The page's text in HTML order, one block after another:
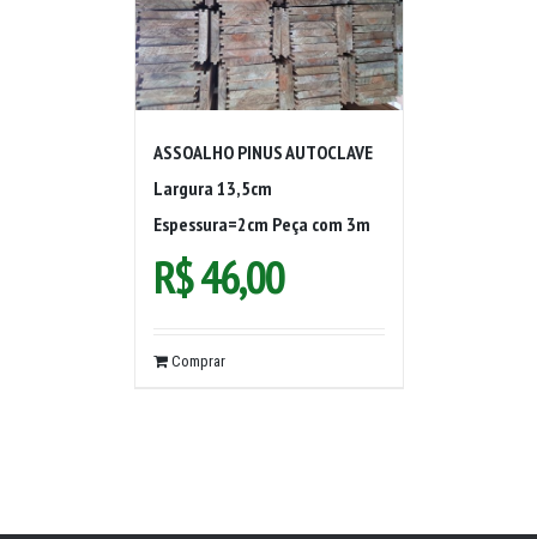
ASSOALHO PINUS AUTOCLAVE
Largura 13,5cm
Espessura=2cm Peça com 3m
R$46,00
Comprar